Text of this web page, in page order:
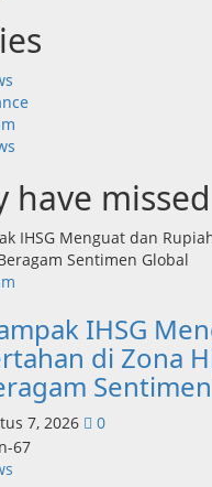
have missed
IHSG
di Zona
7, 2026 0